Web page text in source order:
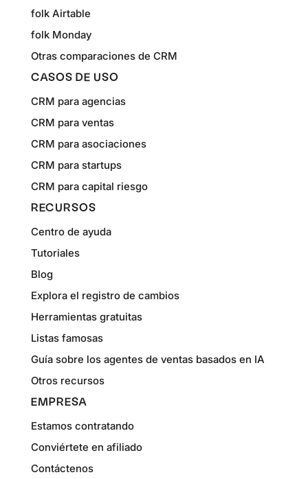
folk Airtable
folk Monday
Otras comparaciones de CRM
CASOS DE USO
CRM para agencias
CRM para ventas
CRM para asociaciones
CRM para startups
CRM para capital riesgo
RECURSOS
Centro de ayuda
Tutoriales
Blog
Explora el registro de cambios
Herramientas gratuitas
Listas famosas
Guía sobre los agentes de ventas basados en IA
Otros recursos
EMPRESA
Estamos contratando
Conviértete en afiliado
Contáctenos